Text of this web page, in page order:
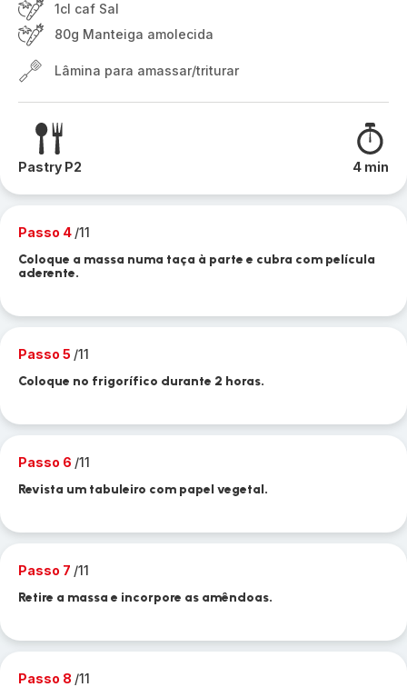
1cl caf Sal
80g Manteiga amolecida
Lâmina para amassar/triturar
Pastry P2 4 min
Passo 4 /11
Coloque a massa numa taça à parte e cubra com película
aderente.
Passo 5 /11
Coloque no frigorífico durante 2 horas.
Passo 6 /11
Revista um tabuleiro com papel vegetal.
Passo 7 /11
Retire a massa e incorpore as amêndoas.
Passo 8 /11